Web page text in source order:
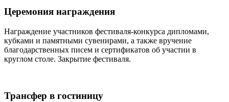
Церемония награждения
Награждение участников фестиваля-конкурса дипломами,
кубками и памятными сувенирами, а также вручение
благодарственных писем и сертификатов об участии в
круглом столе. Закрытие фестиваля.
Трансфер в гостиницу